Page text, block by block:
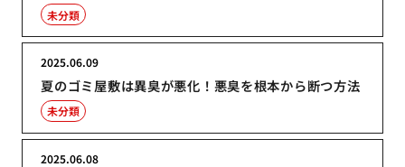
未分類
夏のゴミ屋敷は異臭が悪化！悪臭を根本から断つ方法
2025.06.09
未分類
2025.06.08